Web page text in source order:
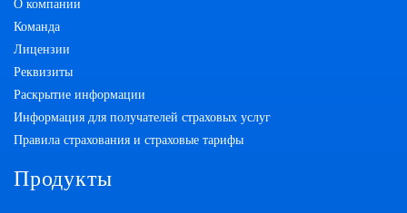
О компании
Команда
Лицензии
Реквизиты
Раскрытие информации
Информация для получателей страховых услуг
Правила страхования и страховые тарифы
Продукты